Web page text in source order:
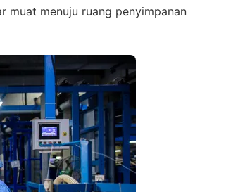
muat menuju ruang penyimpanan